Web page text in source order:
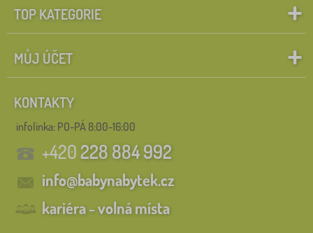
TOP KATEGORIE
MŮJ ÚČET
KONTAKTY
infolinka: PO-PÁ 8:00-16:00
+420228 884 992
info@babynabytek.cz
kariéra - volná místa